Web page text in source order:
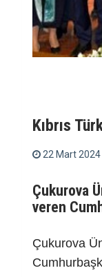
Kıbrıs
22 Mart 2024
Çukurova
veren
Çukurova